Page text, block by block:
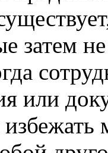
затем
или